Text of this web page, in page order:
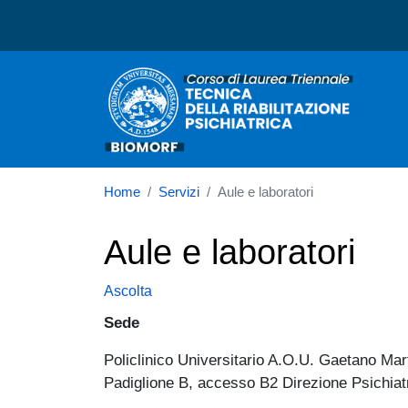
Corso di laurea in
Home Servizi Aule e laboratori
Aule e laboratori
Ascolta
Sede
Policlinico Universitario A.O.U. Gaetano
Padiglione B, accesso B2 Direzione